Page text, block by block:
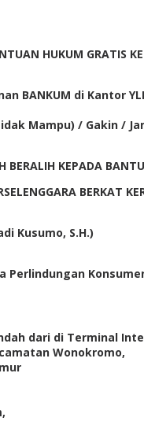
HUKUM GRATIS
BANKUM di Kantor
Mampu) / Gakin /
BERALIH KEPADA
BERKAT
Kusumo, S.H.)
Perlindungan
dari di Terminal
Wonokromo,